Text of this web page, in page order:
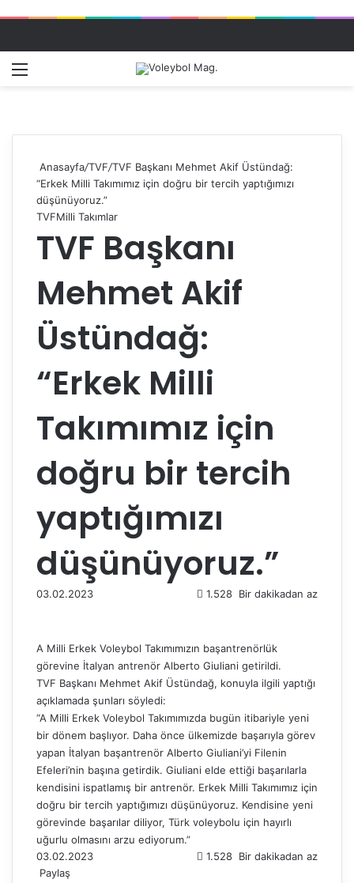
Anasayfa/TVF/TVF Başkanı Mehmet Akif Üstündağ:
“Erkek Milli Takımımız için doğru bir tercih yaptığımızı
düşünüyoruz.”
TVFMilli Takımlar
TVF Başkanı
Mehmet Akif
Üstündağ:
“Erkek Milli
Takımımız için
doğru bir tercih
yaptığımızı
düşünüyoruz.”
03.02.2023 1.528 Bir dakikadan az
A Milli Erkek Voleybol Takımımızın başantrenörlük
görevine İtalyan antrenör Alberto Giuliani getirildi.
TVF Başkanı Mehmet Akif Üstündağ, konuyla ilgili yaptığı
açıklamada şunları söyledi:
“A Milli Erkek Voleybol Takımımızda bugün itibariyle yeni
bir dönem başlıyor. Daha önce ülkemizde başarıyla görev
yapan İtalyan başantrenör Alberto Giuliani’yi Filenin
Efeleri’nin başına getirdik. Giuliani elde ettiği başarılarla
kendisini ispatlamış bir antrenör. Erkek Milli Takımımız için
doğru bir tercih yaptığımızı düşünüyoruz. Kendisine yeni
görevinde başarılar diliyor, Türk voleybolu için hayırlı
uğurlu olmasını arzu ediyorum.”
03.02.2023
1.528 Bir dakikadan az
Paylaş